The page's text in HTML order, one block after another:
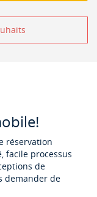
réservation
facile processus
de
demander de